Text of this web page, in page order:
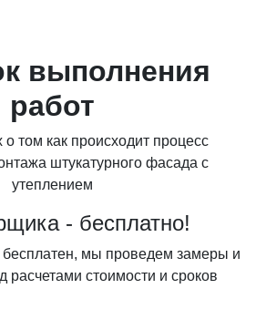
выполнения
работ
том как происходит процесс
штукатурного фасада с
утеплением
- бесплатно!
мы проведем замеры и
расчетами стоимости и сроков